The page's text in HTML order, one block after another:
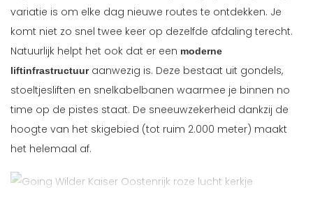
variatie is om elke dag nieuwe routes te ontdekken. Je
komt niet zo snel twee keer op dezelfde afdaling terecht.
Natuurlijk helpt het ook dat er een moderne
liftinfrastructuuraanwezig is. Deze bestaat uit gondels,
stoeltjesliften en snelkabelbanen waarmee je binnen no
time op de pistes staat. De sneeuwzekerheid dankzij de
hoogte van het skigebied (tot ruim 2.000 meter) maakt
het helemaal af.